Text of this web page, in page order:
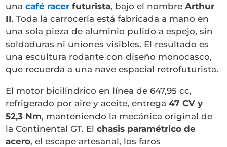
unacafé racer futurista, bajo el nombreArthur
II. Toda la carrocería está fabricada a mano en
una sola pieza de aluminio pulido a espejo, sin
soldaduras ni uniones visibles. El resultado es
una escultura rodante con diseño monocasco,
que recuerda a una nave espacial retrofuturista.
El motor bicilíndrico en línea de 647,95 cc,
refrigerado por aire y aceite, entrega47 CV y
52,3 Nm, manteniendo la mecánica original de
la Continental GT. Elchasis paramétrico de
acero, el escape artesanal, los faros